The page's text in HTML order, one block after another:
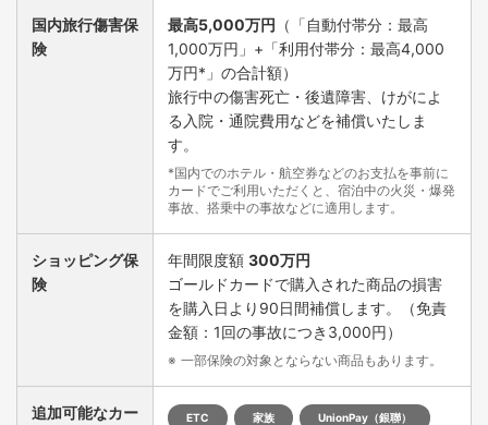
国内旅行傷害保
険
最高5,000万円 （「自動付帯分：最高
1,000万円」+「利用付帯分：最高4,000
万円*」の合計額）
旅行中の傷害死亡・後遺障害、けがによ
る入院・通院費用などを補償いたしま
す。
*国内でのホテル・航空券などのお支払を事前に
カードでご利用いただくと、宿泊中の火災・爆発
事故、搭乗中の事故などに適用します。
ショッピング保
険
年間限度額 300万円
ゴールドカードで購入された商品の損害
を購入日より90日間補償します。（免責
金額：1回の事故につき3,000円）
一部保険の対象とならない商品もあります。
追加可能なカー
ETC 家族 UnionPay（銀聯）